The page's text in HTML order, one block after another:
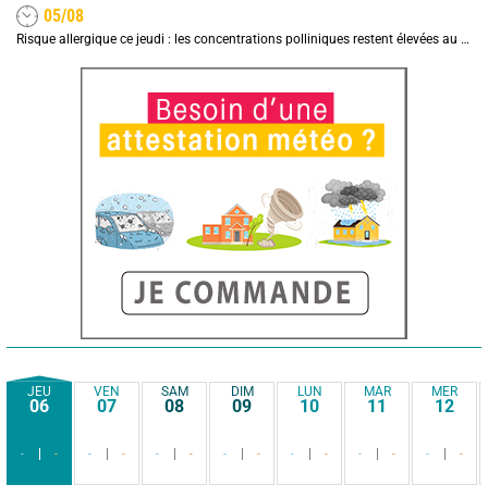
05/08
Risque allergique ce jeudi : les concentrations polliniques restent élevées au nord
JEU
06
- -
VEN
07
- -
SAM
08
- -
DIM
09
- -
LUN
10
- -
MAR
11
- -
MER
12
- -